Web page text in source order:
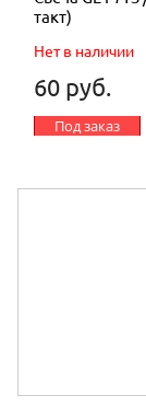
такт)
Нет в наличии
60 руб.
Под заказ